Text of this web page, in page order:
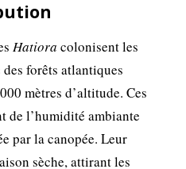
Hatiora colonisent les
forêts atlantiques
mètres d’altitude. Ces
de l’humidité ambiante
par la canopée. Leur
sèche, attirant les